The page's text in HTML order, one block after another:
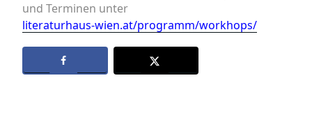
und Terminen unter
literaturhaus-wien.at/programm/workhops/